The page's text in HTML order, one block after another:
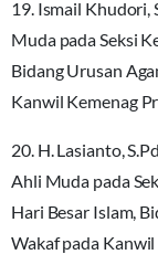
19. Ismail Khudori,
Muda pada Seksi
Bidang Urusan
Kanwil Kemenag
20. H. Lasianto,
Ahli Muda pada
Hari Besar Islam,
Wakaf pada Kanwil